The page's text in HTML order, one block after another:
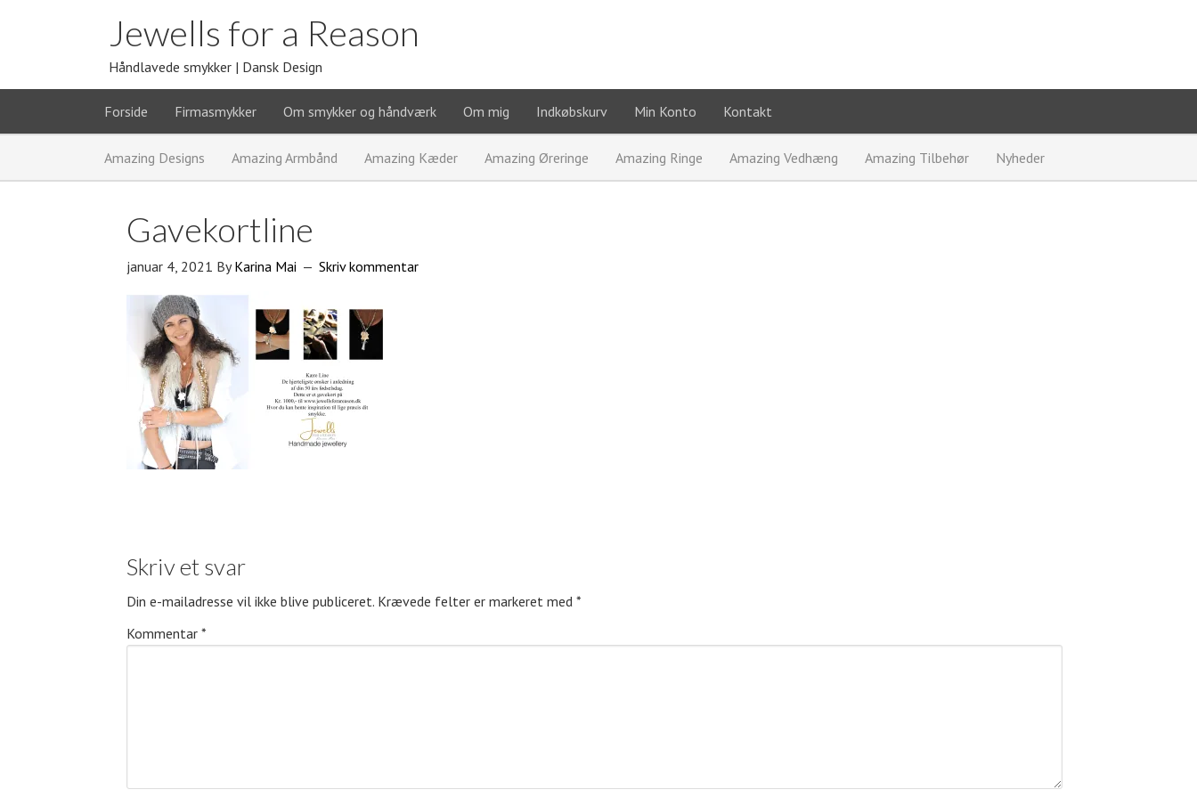
Jewells for a Reason
Håndlavede smykker | Dansk Design
Forside Firmasmykker Om smykker og håndværk Om mig Indkøbskurv Min Konto Kontakt
Amazing Designs Amazing Armbånd Amazing Kæder Amazing Øreringe Amazing Ringe Amazing Vedhæng Amazing Tilbehør Nyheder
Gavekortline
januar 4, 2021 ByKarina Mai Skriv kommentar
Skriv et svar
Din e-mailadresse vil ikke blive publiceret. Krævede felter er markeret med *
Kommentar *